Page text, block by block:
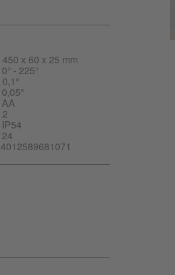
450 x 60 x 25 mm
0° - 225°
0,1°
0,05°
AA
2
IP54
24
4012589681071